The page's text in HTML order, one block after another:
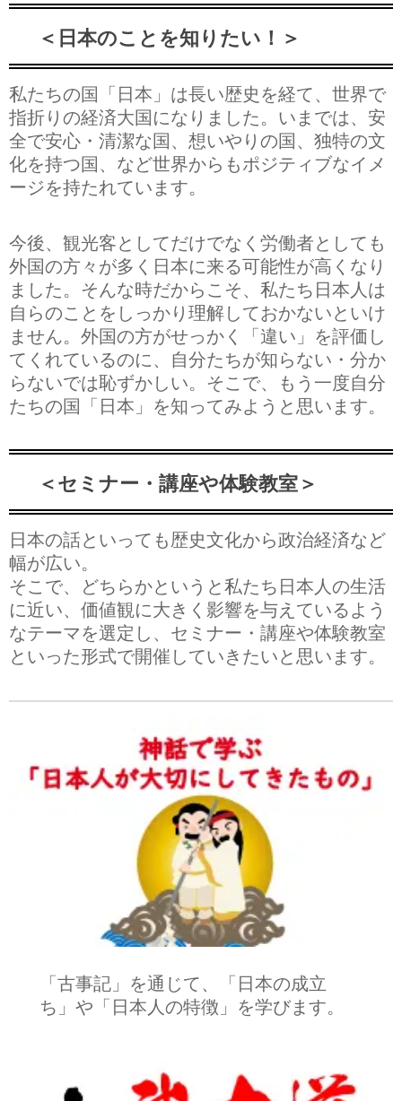
＜日本のことを知りたい！＞
私たちの国「日本」は長い歴史を経て、世界で
指折りの経済大国になりました。いまでは、安
全で安心・清潔な国、想いやりの国、独特の文
化を持つ国、など世界からもポジティブなイメ
ージを持たれています。
今後、観光客としてだけでなく労働者としても
外国の方々が多く日本に来る可能性が高くなり
ました。そんな時だからこそ、私たち日本人は
自らのことをしっかり理解しておかないといけ
ません。外国の方がせっかく「違い」を評価し
てくれているのに、自分たちが知らない・分か
らないでは恥ずかしい。そこで、もう一度自分
たちの国「日本」を知ってみようと思います。
＜セミナー・講座や体験教室＞
日本の話といっても歴史文化から政治経済など
幅が広い。
そこで、どちらかというと私たち日本人の生活
に近い、価値観に大きく影響を与えているよう
なテーマを選定し、セミナー・講座や体験教室
といった形式で開催していきたいと思います。
「古事記」を通じて、「日本の成立
ち」や「日本人の特徴」を学びます。